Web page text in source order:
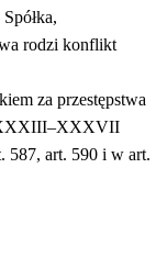
rodzi konflikt
za przestępstwa
XXXIII–XXXVII
587, art. 590 i w art.